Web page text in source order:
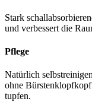
Stark
und verbessert die
Pflege
Natürlich
ohne
tupfen.